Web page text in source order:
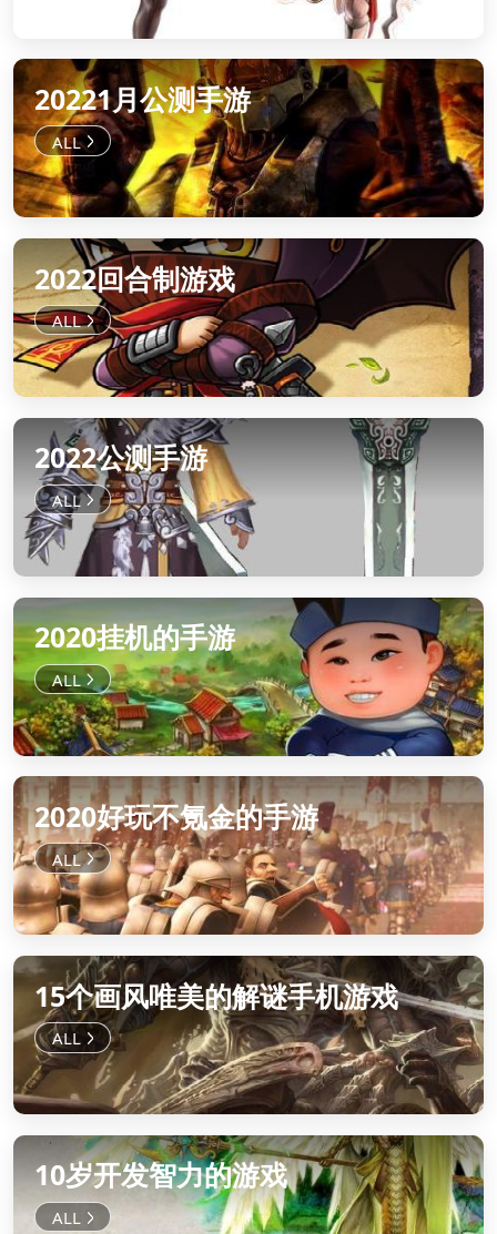
20221月公测手游
2022回合制游戏
2022公测手游
2020挂机的手游
2020好玩不氪金的手游
15个画风唯美的解谜手机游戏
10岁开发智力的游戏